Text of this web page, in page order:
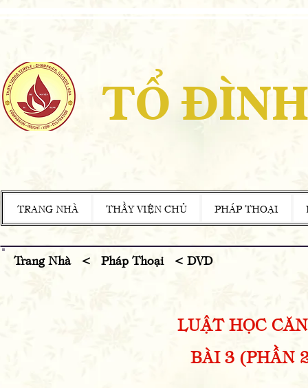
TỔ
TRANG NHÀ THẦY VIỆN CHỦ PHÁP THOẠI
Trang Nhà < Pháp Thoại < DVD
LUẬT HỌC
BÀI 3 (PHẦN